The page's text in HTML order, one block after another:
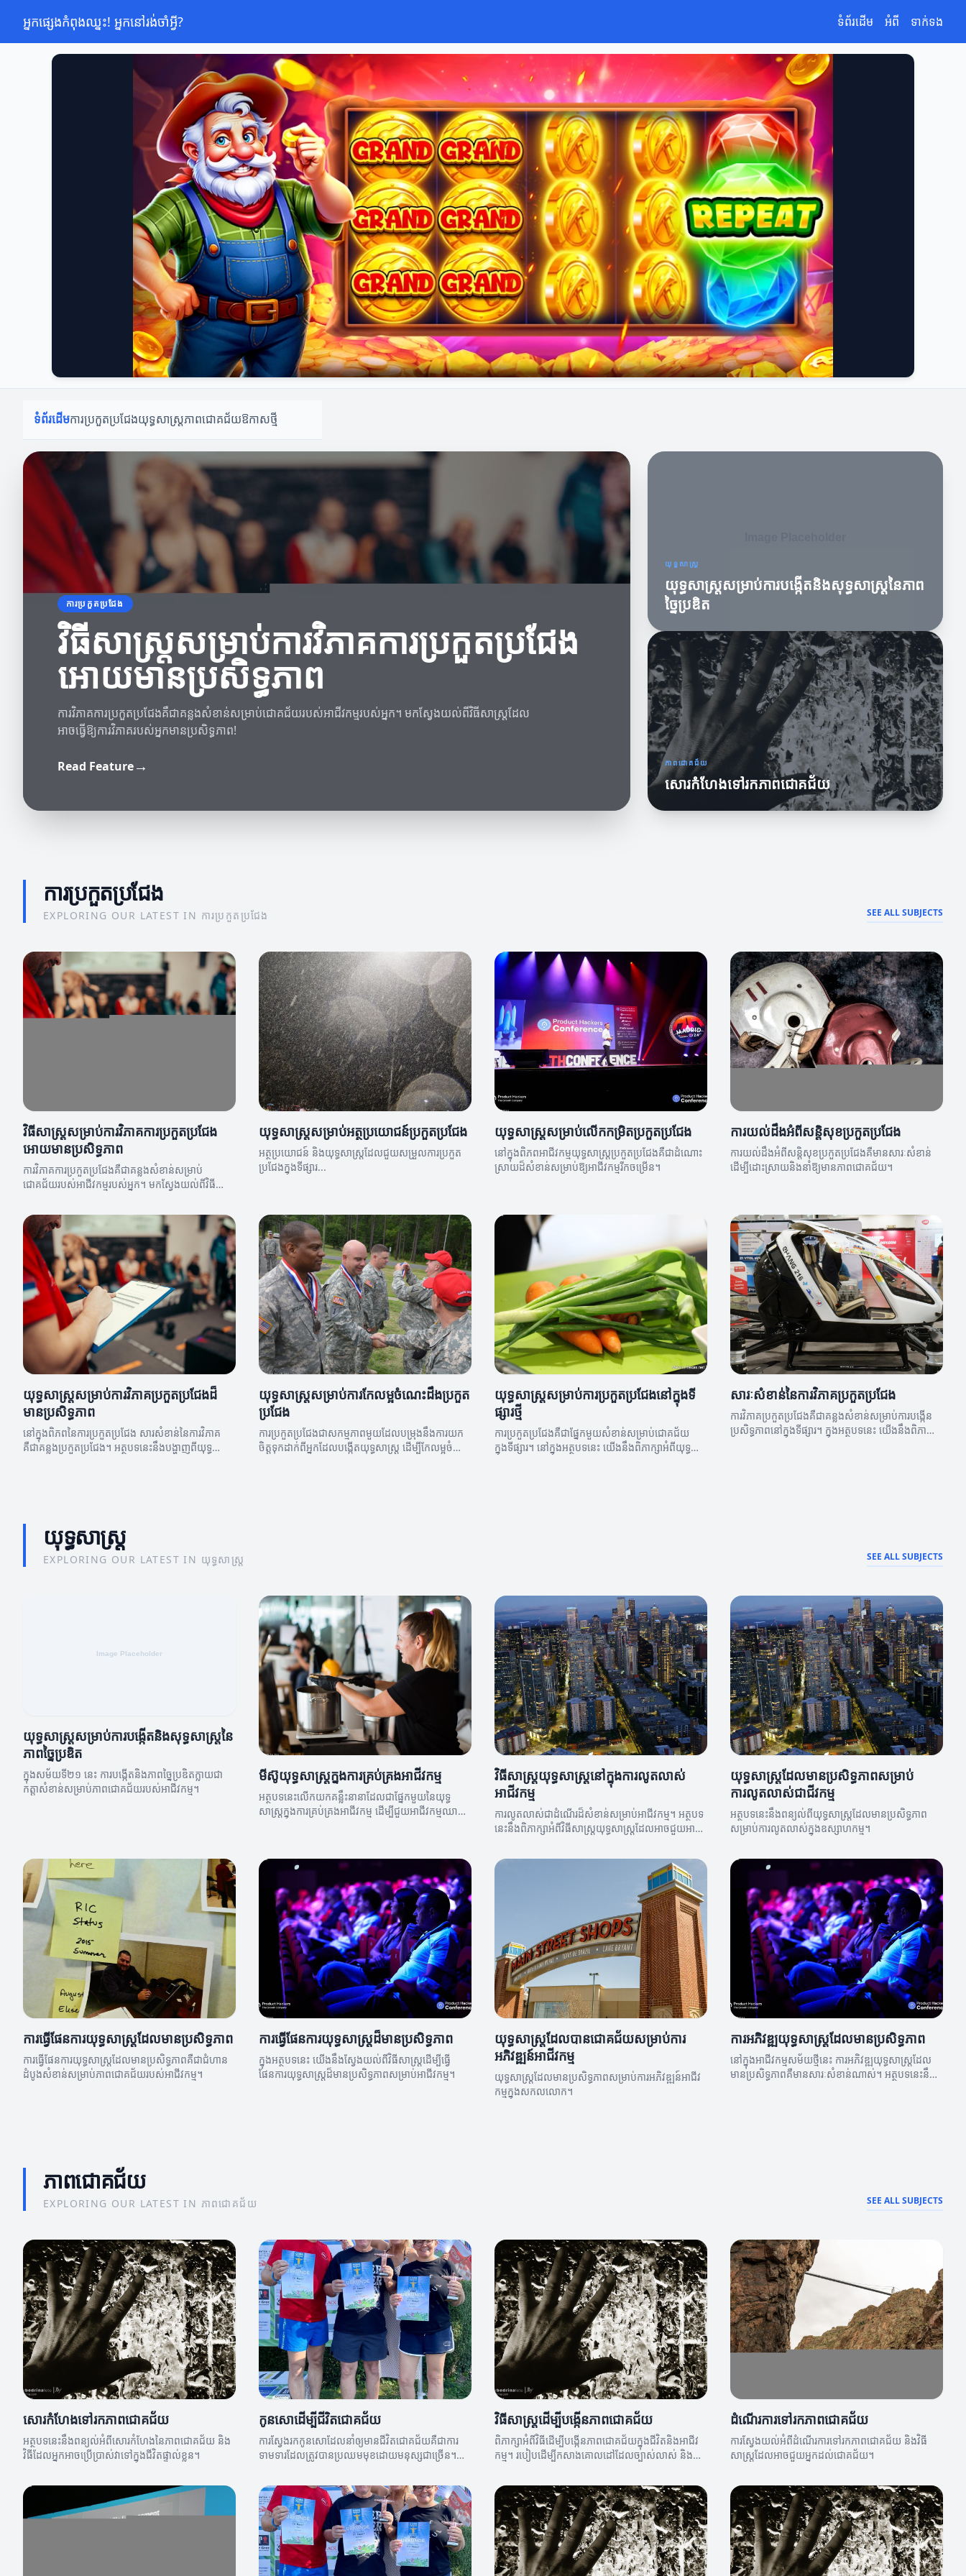
អ្នកផ្សេងកំពុងឈ្នះ! អ្នកនៅរង់ចាំអ្វី? ទំព័រដើម អំពី ទាក់ទង
ទំព័រដើមការប្រកួតប្រជែងយុទ្ធសាស្ត្រភាពជោគជ័យឱកាសថ្មី
ការប្រកួតប្រជែង
វិធីសាស្ត្រសម្រាប់ការវិភាគការប្រកួតប្រជែង
អោយមានប្រសិទ្ធភាព
ការវិភាគការប្រកួតប្រជែងគឺជាគន្លងសំខាន់សម្រាប់ជោគជ័យរបស់អាជីវកម្មរបស់អ្នក។ មកស្វែងយល់ពីវិធីសាស្ត្រដែល
អាចធ្វើឱ្យការវិភាគរបស់អ្នកមានប្រសិទ្ធភាព!
Read Feature→
យុទ្ធសាស្ត្រ
យុទ្ធសាស្ត្រសម្រាប់ការបង្កើតនិងសុទ្ធសាស្ត្រនៃភាព
ច្នៃប្រឌិត
ភាពជោគជ័យ
សោរកំហែងទៅរកភាពជោគជ័យ
ការប្រកួតប្រជែង
EXPLORING OUR LATEST IN ការប្រកួតប្រជែង SEE ALL SUBJECTS
វិធីសាស្ត្រសម្រាប់ការវិភាគការប្រកួតប្រជែង
អោយមានប្រសិទ្ធភាព
ការវិភាគការប្រកួតប្រជែងគឺជាគន្លងសំខាន់សម្រាប់
ជោគជ័យរបស់អាជីវកម្មរបស់អ្នក។ មកស្វែងយល់ពីវិធី
យុទ្ធសាស្រ្តសម្រាប់អត្ថប្រយោជន៍ប្រកួតប្រជែង
អត្ថប្រយោជន៍ និងយុទ្ធសាស្ត្រដែលជួយសម្រួលការប្រកួត
ប្រជែងក្នុងទីផ្សារ...
យុទ្ធសាស្ត្រ​សម្រាប់​លើក​កម្រិត​ប្រកួតប្រជែង
នៅក្នុងពិភពអាជីវកម្មយុទ្ធសាស្ត្រប្រកួតប្រជែងគឺជាដំណោះ
ស្រាយដ៏សំខាន់សម្រាប់ឱ្យអាជីវកម្មរីកចម្រើន។
ការយល់ដឹងអំពីសន្តិសុខប្រកួតប្រជែង
ការយល់ដឹងអំពីសន្តិសុខប្រកួតប្រជែងគឺមានសារៈសំខាន់
ដើម្បីដោះស្រាយនិងនាំឱ្យមានភាពជោគជ័យ។
យុទ្ធសាស្ត្រសម្រាប់ការវិភាគប្រកួតប្រជែងដ៏
មានប្រសិទ្ធភាព
នៅក្នុងពិភពនៃការប្រកួតប្រជែង សារសំខាន់នៃការវិភាគ
គឺជាគន្លងប្រកួតប្រជែង។ អត្ថបទនេះនឹងបង្ហាញពីយុទ្ធ
យុទ្ធសាស្ត្រសម្រាប់ការកែលម្អចំណេះដឹងប្រកួត
ប្រជែង
ការប្រកួតប្រជែងជាសកម្មភាពមួយដែលបម្រុងនឹងការយក
ចិត្តទុកដាក់ពីអ្នកដែលបង្កើតយុទ្ធសាស្ត្រ ដើម្បីកែលម្អចំណេះ
យុទ្ធសាស្ត្រសម្រាប់ការប្រកួតប្រជែងនៅក្នុងទី
ផ្សារថ្មី
ការប្រកួតប្រជែងគឺជាផ្នែកមួយសំខាន់សម្រាប់ជោគជ័យ
ក្នុងទីផ្សារ។ នៅក្នុងអត្ថបទនេះ យើងនឹងពិភាក្សាអំពីយុទ្ធ
សារៈសំខាន់នៃការវិភាគប្រកួតប្រជែង
ការវិភាគប្រកួតប្រជែងគឺជាគន្លងសំខាន់សម្រាប់ការបង្កើន
ប្រសិទ្ធភាពនៅក្នុងទីផ្សារ។ ក្នុងអត្ថបទនេះ យើងនឹងពិភាក្សា
យុទ្ធសាស្ត្រ
EXPLORING OUR LATEST IN យុទ្ធសាស្ត្រ SEE ALL SUBJECTS
យុទ្ធសាស្ត្រសម្រាប់ការបង្កើតនិងសុទ្ធសាស្ត្រនៃ
ភាពច្នៃប្រឌិត
ក្នុងសម័យទី២១ នេះ ការបង្កើតនិងភាពច្នៃប្រឌិតក្លាយជា
កត្តាសំខាន់សម្រាប់ភាពជោគជ័យរបស់អាជីវកម្ម។
មីស៊ូយុទ្ធសាស្ត្រក្នុងការគ្រប់គ្រងអាជីវកម្ម
អត្ថបទនេះលើកយកគន្លឹះនានាដែលជាផ្នែកមួយនៃយុទ្ធ
សាស្ត្រក្នុងការគ្រប់គ្រងអាជីវកម្ម ដើម្បីជួយអាជីវកម្មឈាន
វិធីសាស្ត្រយុទ្ធសាស្ត្រនៅក្នុងការលូតលាស់
អាជីវកម្ម
ការលូតលាស់ជាដំណើរដ៏សំខាន់សម្រាប់អាជីវកម្ម។ អត្ថបទ
នេះនឹងពិភាក្សាអំពីវិធីសាស្ត្រយុទ្ធសាស្ត្រដែលអាចជួយអាជីវ
យុទ្ធសាស្ត្រដែលមានប្រសិទ្ធភាពសម្រាប់
ការលូតលាស់ជាជីវកម្ម
អត្ថបទនេះនឹងពន្យល់ពីយុទ្ធសាស្ត្រដែលមានប្រសិទ្ធភាព
សម្រាប់ការលូតលាស់ក្នុងឧស្សាហកម្ម។
ការធ្វើផែនការយុទ្ធសាស្ត្រដែលមានប្រសិទ្ធភាព
ការធ្វើផែនការយុទ្ធសាស្ត្រដែលមានប្រសិទ្ធភាពគឺជាជំហាន
ដំបូងសំខាន់សម្រាប់ភាពជោគជ័យរបស់អាជីវកម្ម។
ការធ្វើផែនការយុទ្ធសាស្ត្រដ៏មានប្រសិទ្ធភាព
ក្នុងអត្ថបទនេះ យើងនឹងស្វែងយល់ពីវិធីសាស្ត្រដើម្បីធ្វើ
ផែនការយុទ្ធសាស្ត្រដ៏មានប្រសិទ្ធភាពសម្រាប់អាជីវកម្ម។
យុទ្ធសាស្ត្រដែលបានជោគជ័យសម្រាប់ការ
អភិវឌ្ឍន៍អាជីវកម្ម
យុទ្ធសាស្ត្រដែលមានប្រសិទ្ធភាពសម្រាប់ការអភិវឌ្ឍន៍អាជីវ
កម្មក្នុងសកលលោក។
ការអភិវឌ្ឍយុទ្ធសាស្ត្រដែលមានប្រសិទ្ធភាព
នៅក្នុងអាជីវកម្មសម័យថ្មីនេះ ការអភិវឌ្ឍយុទ្ធសាស្ត្រដែល
មានប្រសិទ្ធភាពគឺមានសារៈសំខាន់ណាស់។ អត្ថបទនេះនឹង
ភាពជោគជ័យ
EXPLORING OUR LATEST IN ភាពជោគជ័យ SEE ALL SUBJECTS
សោរកំហែងទៅរកភាពជោគជ័យ
អត្ថបទនេះនឹងពន្យល់អំពីសោរកំហែងនៃភាពជោគជ័យ និង
វិធីដែលអ្នកអាចប្រើប្រាស់វាទៅក្នុងជីវិតផ្ទាល់ខ្លួន។
កូនសោដើម្បីជីវិតជោគជ័យ
ការស្វែងរកកូនសោដែលនាំឲ្យមានជីវិតជោគជ័យគឺជាការ
ទាមទារដែលត្រូវបានប្រឈមមុខដោយមនុស្សជាច្រើន។
វិធីសាស្ត្រដើម្បីបង្កើនភាពជោគជ័យ
ពិភាក្សាអំពីវិធីដើម្បីបង្កើនភាពជោគជ័យក្នុងជីវិតនិងអាជីវ
កម្ម។ របៀបដើម្បីកសាងគោលដៅដែលច្បាស់លាស់ និង
ដំណើរការទៅរកភាពជោគជ័យ
ការស្វែងយល់អំពីដំណើរការទៅរកភាពជោគជ័យ និងវិធី
សាស្រ្តដែលអាចជួយអ្នកដល់ជោគជ័យ។